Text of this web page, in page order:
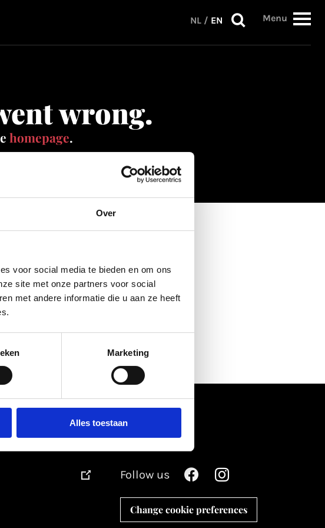
Over
voor social media te bieden en om ons
site met onze partners voor social
met andere informatie die u aan ze heeft
Marketing
Alles toestaan
NL / EN Menu
wrong.
homepage.
Follow us
Change cookie preferences